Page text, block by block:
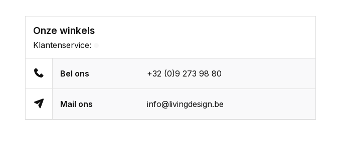
Onze winkels
Klantenservice:
Bel ons +32 (0)9 273 98 80
Mail ons info@livingdesign.be